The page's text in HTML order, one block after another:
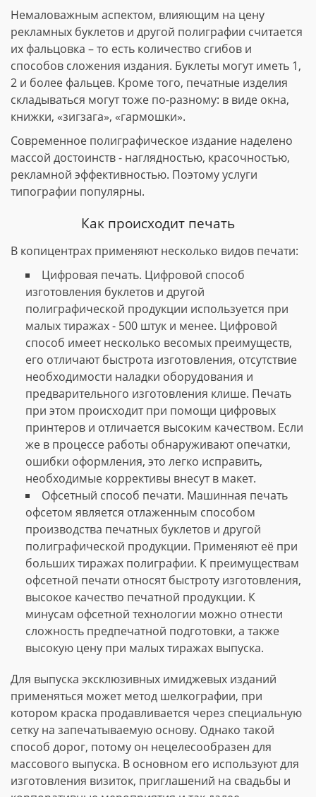
Немаловажным аспектом, влияющим на цену
рекламных буклетов и другой полиграфии считается
их фальцовка – то есть количество сгибов и
способов сложения издания. Буклеты могут иметь 1,
2 и более фальцев. Кроме того, печатные изделия
складываться могут тоже по-разному: в виде окна,
книжки, «зигзага», «гармошки».
Современное полиграфическое издание наделено
массой достоинств - наглядностью, красочностью,
рекламной эффективностью. Поэтому услуги
типографии популярны.
Как происходит печать
В копицентрах применяют несколько видов печати:
Цифровая печать. Цифровой способ
изготовления буклетов и другой
полиграфической продукции используется при
малых тиражах - 500 штук и менее. Цифровой
способ имеет несколько весомых преимуществ,
его отличают быстрота изготовления, отсутствие
необходимости наладки оборудования и
предварительного изготовления клише. Печать
при этом происходит при помощи цифровых
принтеров и отличается высоким качеством. Если
же в процессе работы обнаруживают опечатки,
ошибки оформления, это легко исправить,
необходимые коррективы внесут в макет.
Офсетный способ печати. Машинная печать
офсетом является отлаженным способом
производства печатных буклетов и другой
полиграфической продукции. Применяют её при
больших тиражах полиграфии. К преимуществам
офсетной печати относят быстроту изготовления,
высокое качество печатной продукции. К
минусам офсетной технологии можно отнести
сложность предпечатной подготовки, а также
высокую цену при малых тиражах выпуска.
Для выпуска эксклюзивных имиджевых изданий
применяться может метод шелкографии, при
котором краска продавливается через специальную
сетку на запечатываемую основу. Однако такой
способ дорог, потому он нецелесообразен для
массового выпуска. В основном его используют для
изготовления визиток, приглашений на свадьбы и